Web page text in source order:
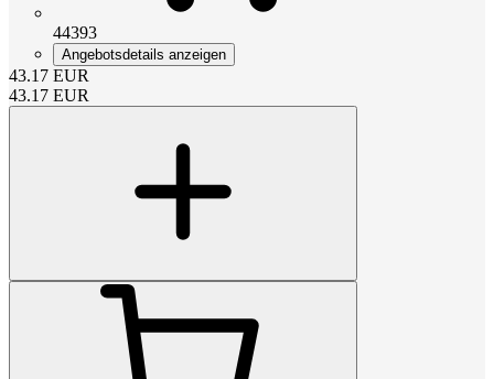
44393
Angebotsdetails anzeigen
43.17 EUR
43.17 EUR